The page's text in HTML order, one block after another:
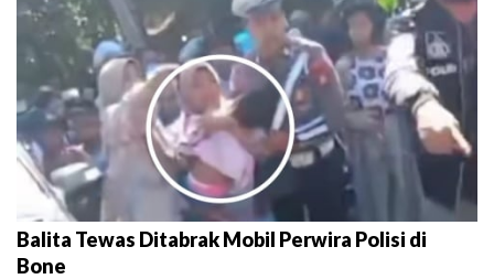
Balita Tewas Ditabrak Mobil Perwira Polisi di
Bone